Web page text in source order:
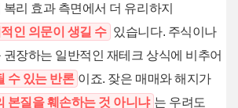
리 효과 측면에서 더 유리하지
인 의문이 생길 수 있습니다. 주식이나
장하는 일반적인 재테크 상식에 비추어
수 있는 반론 이죠. 잦은 매매와 해지가
본질을 훼손하는 것 아니냐 는 우려도